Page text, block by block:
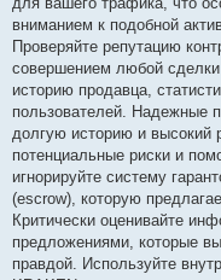
вниманием к подобной
Проверяйте репутацию
совершением любой
историю продавца,
пользователей. Надежные
долгую историю и высокий
потенциальные риски и
игнорируйте систему
(escrow), которую
Критически оценивайте
предложениями, которые
правдой. Используйте